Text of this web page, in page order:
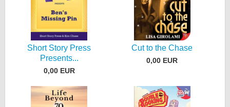
Short Story Press
Presents...
0,00 EUR
Cut to the Chase
0,00 EUR